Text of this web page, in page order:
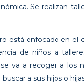
Se realizan
está enfocado en el
de niños a
va a recoger a los
a sus hijos o